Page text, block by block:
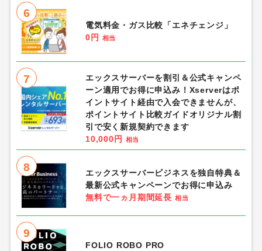
6
電気料金・ガス比較「エネチェンジ」
0円
相当
7
エックスサーバーを割引＆公式キャンペ
ーン適用でお得に申込み！Xserverはポ
イントサイト経由で入会できませんが、
ポイントサイト比較ガイドオリジナル割
引で安く新規契約できます
10,000円
相当
8
エックスサーバービジネスを独自特典＆
最新公式キャンペーンでお得に申込み
無料で一ヵ月期間延長 相当
9
FOLIO ROBO PRO